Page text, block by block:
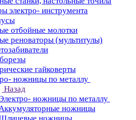
электро- инструмента
отбойные молотки
реноваторы (мультитулы)
гайковерты
ножницы по металлу
Назад
ножницы по металлу
ножницы